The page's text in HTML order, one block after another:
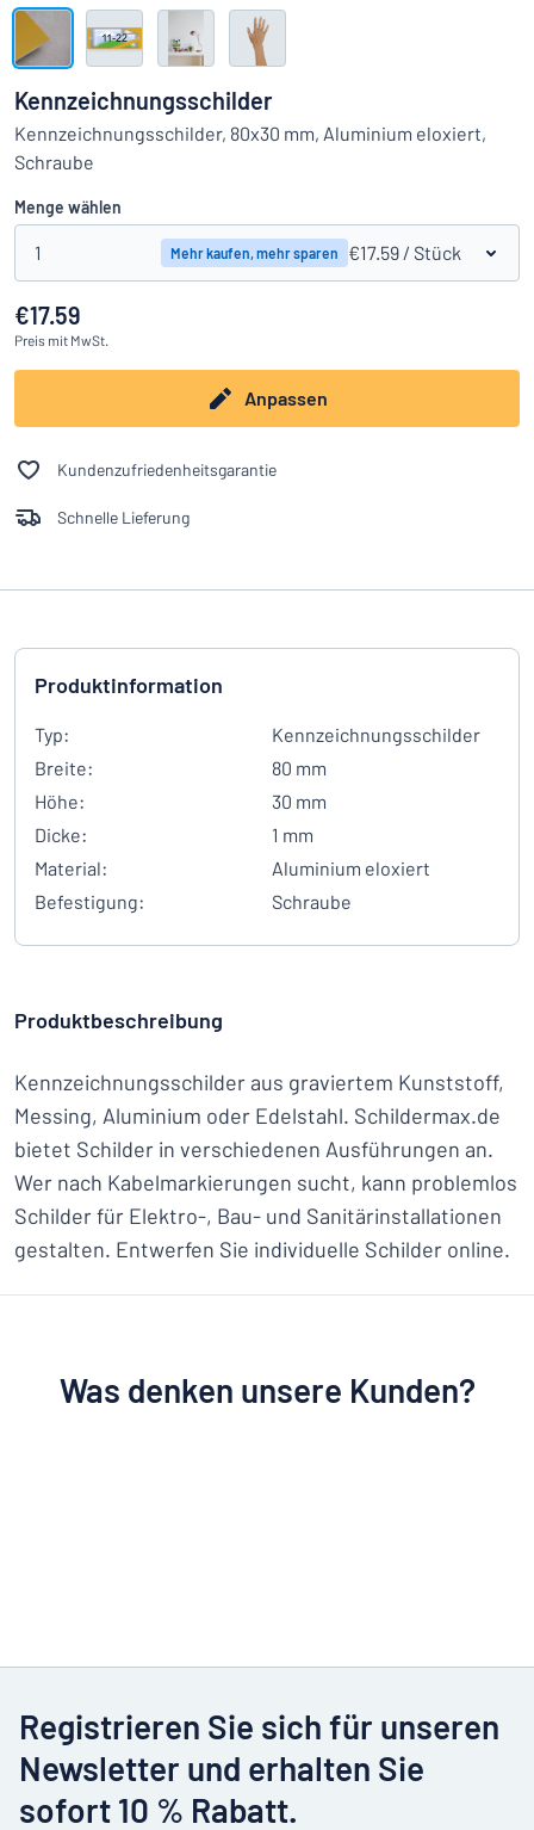
Das Gesuchte nicht gefunden? Schild hier entwerfen
Alle Kategorien anzeigen
Einloggen
Kennzeichnungsschilder
Kennzeichnungsschilder, 80x30 mm, Aluminium eloxiert,
Schraube
Menge wählen
1 Mehr kaufen, mehr sparen €17.59 / Stück
€17.59
Preis mit MwSt.
Anpassen
Kundenzufriedenheitsgarantie
Schnelle Lieferung
Produktinformation
Typ:
Kennzeichnungsschilder
Breite:
80 mm
Höhe:
30 mm
Dicke:
1 mm
Material:
Aluminium eloxiert
Befestigung:
Schraube
Produktbeschreibung
Kennzeichnungsschilder aus graviertem Kunststoff,
Messing, Aluminium oder Edelstahl. Schildermax.de
bietet Schilder in verschiedenen Ausführungen an.
Wer nach Kabelmarkierungen sucht, kann problemlos
Schilder für Elektro-, Bau- und Sanitärinstallationen
gestalten. Entwerfen Sie individuelle Schilder online.
Was denken unsere Kunden?
Registrieren Sie sich für unseren
Newsletter und erhalten Sie
sofort 10 % Rabatt.